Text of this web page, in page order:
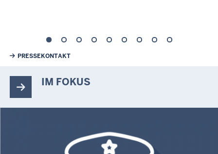
Weiterführende Links
PRESSEKONTAKT
IM FOKUS